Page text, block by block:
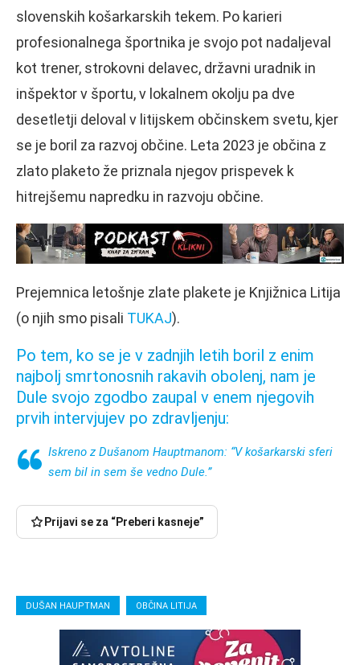
slovenskih košarkarskih tekem. Po karieri
profesionalnega športnika je svojo pot nadaljeval
kot trener, strokovni delavec, državni uradnik in
inšpektor v športu, v lokalnem okolju pa dve
desetletji deloval v litijskem občinskem svetu, kjer
se je boril za razvoj občine. Leta 2023 je občina z
zlato plaketo že priznala njegov prispevek k
hitrejšemu napredku in razvoju občine.
Prejemnica letošnje zlate plakete je Knjižnica Litija
(o njih smo pisali TUKAJ).
Po tem, ko se je v zadnjih letih boril z enim
najbolj smrtonosnih rakavih obolenj, nam je
Dule svojo zgodbo zaupal v enem njegovih
prvih intervjujev po zdravljenju:
Iskreno z Dušanom Hauptmanom: “V košarkarski sferi
sem bil in sem še vedno Dule.”
Prijavi se za “Preberi kasneje”
DUŠAN HAUPTMAN OBČINA LITIJA